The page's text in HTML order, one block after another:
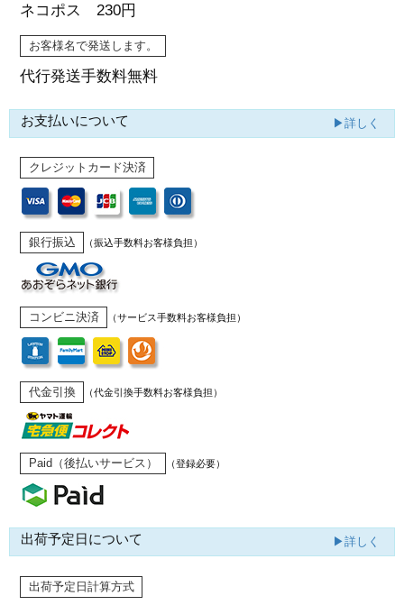
ネコポス 230円
お客様名で発送します。
代行発送手数料無料
お支払いについて ▶詳しく
クレジットカード決済
銀行振込 （振込手数料お客様負担）
コンビニ決済 （サービス手数料お客様負担）
代金引換 （代金引換手数料お客様負担）
Paid（後払いサービス） （登録必要）
出荷予定日について ▶詳しく
出荷予定日計算方式